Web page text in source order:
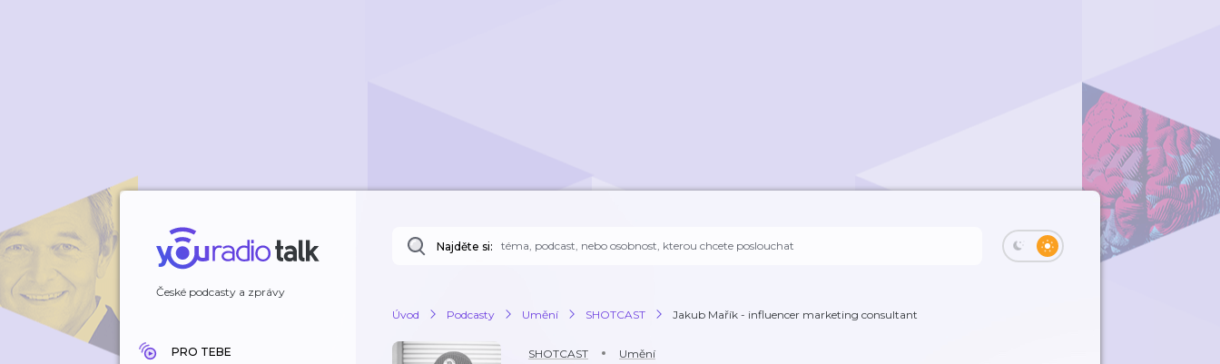
České podcasty a zprávy
PRO TEBE
Najděte si:
Úvod Podcasty Umění SHOTCAST Jakub Mařík - influencer marketing consultant
SHOTCAST Umění